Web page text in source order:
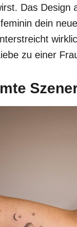
Das Design
dein
zu einer